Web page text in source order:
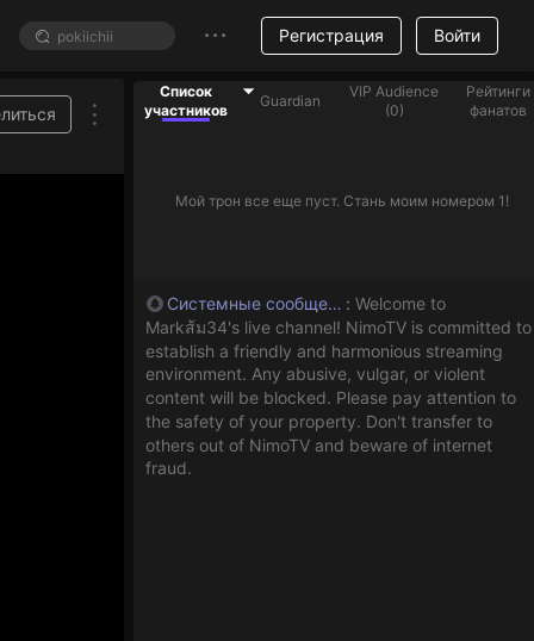
Регистрация Войти
Список
участников
Guardian
VIP Audience
(0)
Рейтинги
фанатов
Мой трон все еще пуст. Стань моим номером 1!
Системные сообщения : Welcome to
Markส้ม34's live channel! NimoTV is committed to
establish a friendly and harmonious streaming
environment. Any abusive, vulgar, or violent
content will be blocked. Please pay attention to
the safety of your property. Don't transfer to
others out of NimoTV and beware of internet
fraud.